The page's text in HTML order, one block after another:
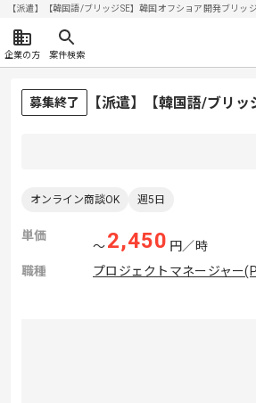
【派遣】【韓国語/ブリッジSE】韓国オフショア開発ブリ
企業の方 案件検索
募集終了 【派遣】【韓国語/ブリ
オンライン商談OK 週5日
単価
〜2,450 円／時
職種
プロジェクトマネージャー